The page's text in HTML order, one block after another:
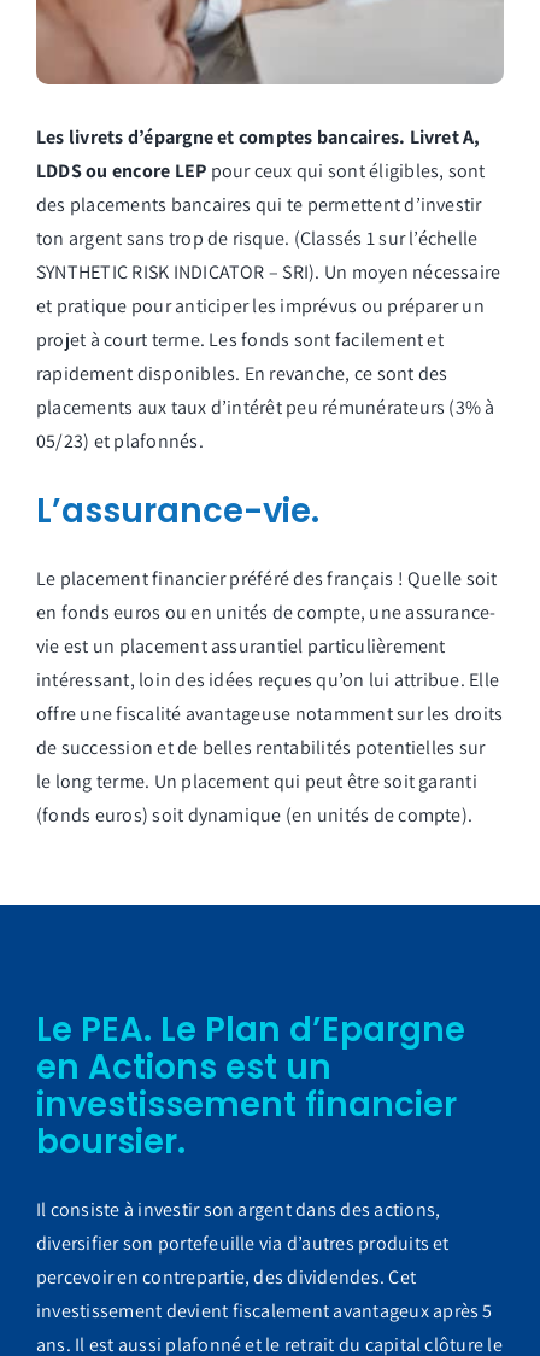
Les livrets d’épargne et comptes bancaires. Livret A,
LDDS ou encore LEP pour ceux qui sont éligibles, sont
des placements bancaires qui te permettent d’investir
ton argent sans trop de risque. (Classés 1 sur l’échelle
SYNTHETIC RISK INDICATOR – SRI). Un moyen nécessaire
et pratique pour anticiper les imprévus ou préparer un
projet à court terme. Les fonds sont facilement et
rapidement disponibles. En revanche, ce sont des
placements aux taux d’intérêt peu rémunérateurs (3% à
05/23) et plafonnés.
L’assurance-vie.
Le placement financier préféré des français ! Quelle soit
en fonds euros ou en unités de compte, une assurance-
vie est un placement assurantiel particulièrement
intéressant, loin des idées reçues qu’on lui attribue. Elle
offre une fiscalité avantageuse notamment sur les droits
de succession et de belles rentabilités potentielles sur
le long terme. Un placement qui peut être soit garanti
(fonds euros) soit dynamique (en unités de compte).
Le PEA. Le Plan d’Epargne
en Actions est un
investissement financier
boursier.
Il consiste à investir son argent dans des actions,
diversifier son portefeuille via d’autres produits et
percevoir en contrepartie, des dividendes. Cet
investissement devient fiscalement avantageux après 5
ans. Il est aussi plafonné et le retrait du capital clôture le